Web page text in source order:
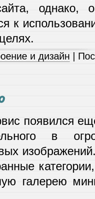
однако,
к
и дизайн |
появился
в
галерею